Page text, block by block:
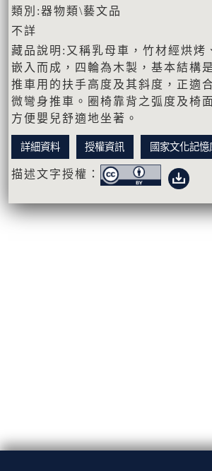
類別:器物類\藝文品
不詳
藏品說明:又稱乳母車，竹材經烘烤
嵌入而成，四輪為木製，基本結構
推車用的扶手高度及其斜度，正適
微彎身推車。圈椅靠背之弧度及椅
方便嬰兒舒適地坐著。
詳細資料 授權資訊 國家文化記憶
描述文字授權：